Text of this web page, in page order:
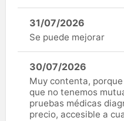
31/07/2026
Se puede mejorar
30/07/2026
Muy contenta,
que no tenemos
pruebas médicas
precio, accesible a